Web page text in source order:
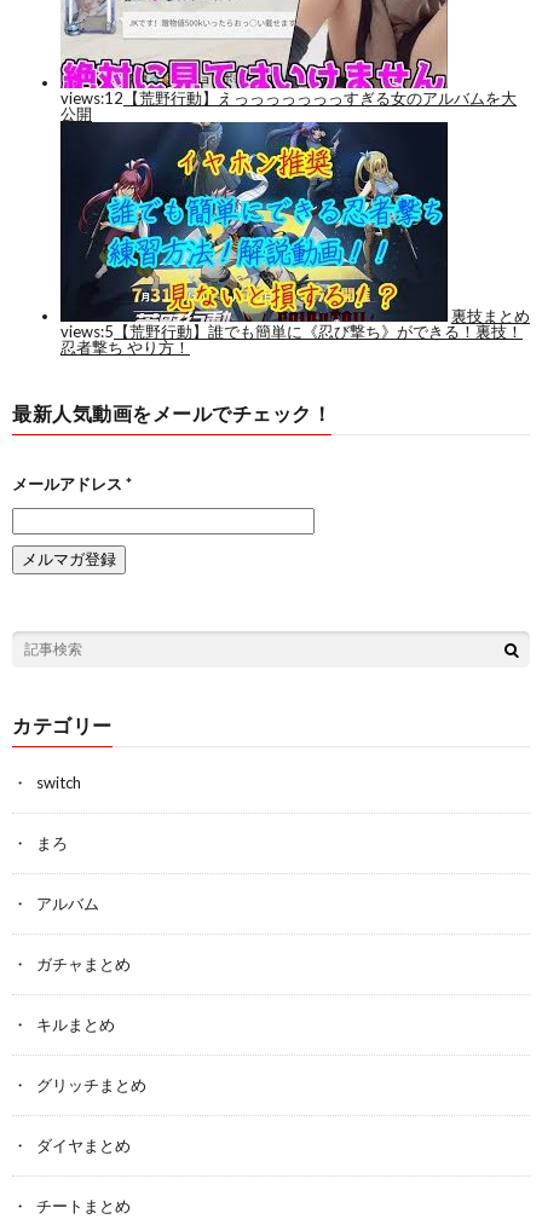
最新人気動画をメールでチェック！
メールアドレス *
カテゴリー
switch
まろ
アルバム
ガチャまとめ
キルまとめ
グリッチまとめ
ダイヤまとめ
チートまとめ